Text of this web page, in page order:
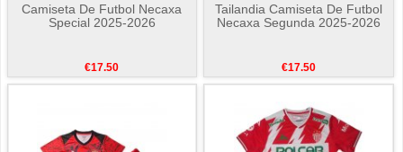
Camiseta De Futbol Necaxa
Special 2025-2026
€17.50
Tailandia Camiseta De Futbol
Necaxa Segunda 2025-2026
€17.50